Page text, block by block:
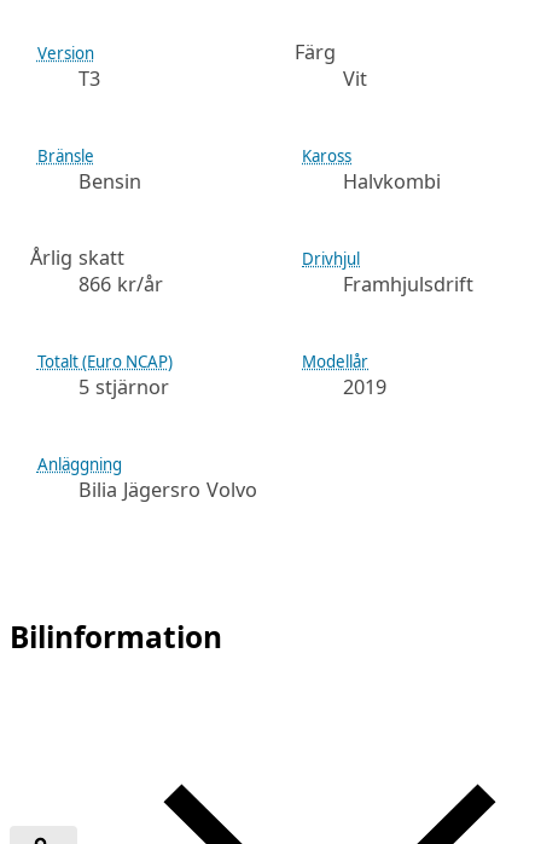
Version
T3
Färg
Vit
Bränsle
Bensin
Kaross
Halvkombi
Årlig skatt
866 kr/år
Drivhjul
Framhjulsdrift
Totalt (Euro NCAP)
5 stjärnor
Modellår
2019
Anläggning
Bilia Jägersro Volvo
Bilinformation